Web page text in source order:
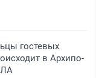
гостевых
в Архипо-